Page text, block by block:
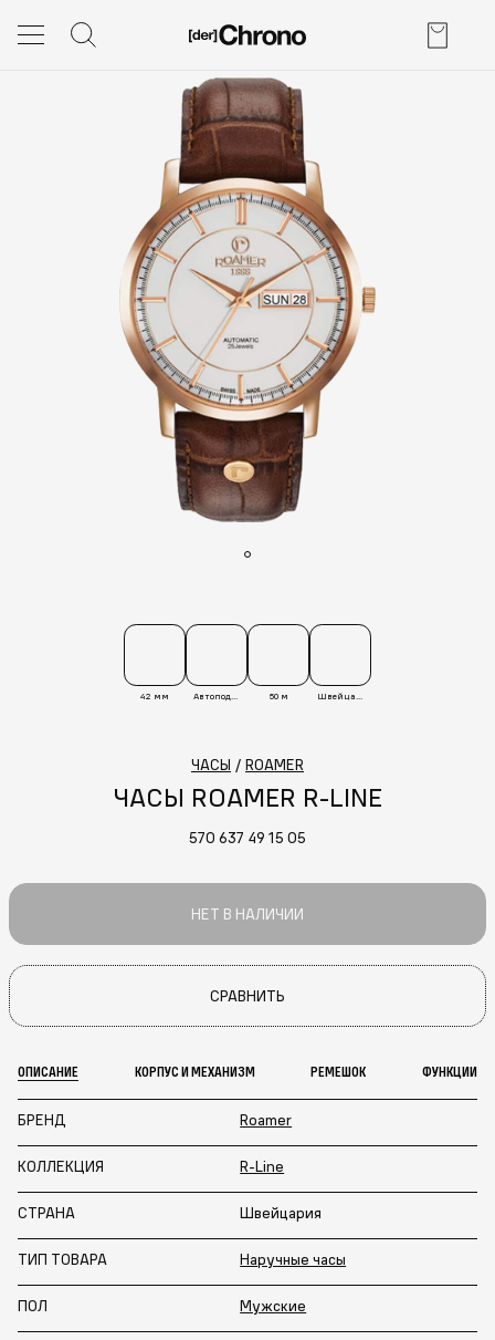
42 мм Автоподзавод 50 м Швейцария
ЧАСЫ / ROAMER
ЧАСЫ ROAMER R-LINE
570 637 49 15 05
НЕТ В НАЛИЧИИ
СРАВНИТЬ
ОПИСАНИЕ КОРПУС И МЕХАНИЗМ РЕМЕШОК ФУНКЦИИ
БРЕНД Roamer
КОЛЛЕКЦИЯ R-Line
СТРАНА Швейцария
ТИП ТОВАРА Наручные часы
ПОЛ Мужские